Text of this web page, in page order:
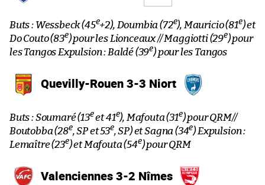
Buts : Wessbeck (45e+2), Doumbia (72e), Mauricio (81e) et
Do Couto (83e) pour les Lionceaux // Maggiotti (29e) pour
les Tangos Expulsion : Baldé (39e) pour les Tangos
Quevilly-Rouen 3-3 Niort
Buts : Soumaré (13eet 41e), Mafouta (31e) pour QRM//
Boutobba (28e, SP et 53e, SP) et Sagna (34e) Expulsion :
Lemaître (23e) et Mafouta (54e) pour QRM
Valenciennes 3-2 Nîmes